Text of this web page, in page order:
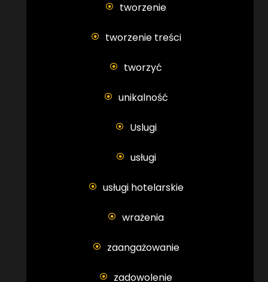
tworzenie
tworzenie treści
tworzyć
unikalność
Uslugi
usługi
usługi hotelarskie
wrażenia
zaangażowanie
zadowolenie